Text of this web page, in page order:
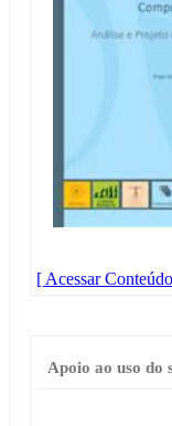
[ Acessar
Apoio ao uso do